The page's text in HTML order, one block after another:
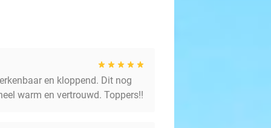
en kloppend. Dit nog
warm en vertrouwd. Toppers!!